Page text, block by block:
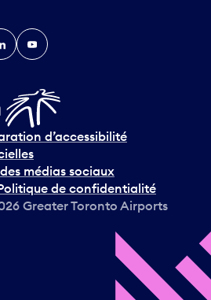
YouTube
d’accessibilité
médias sociaux
de confidentialité
Greater Toronto Airports